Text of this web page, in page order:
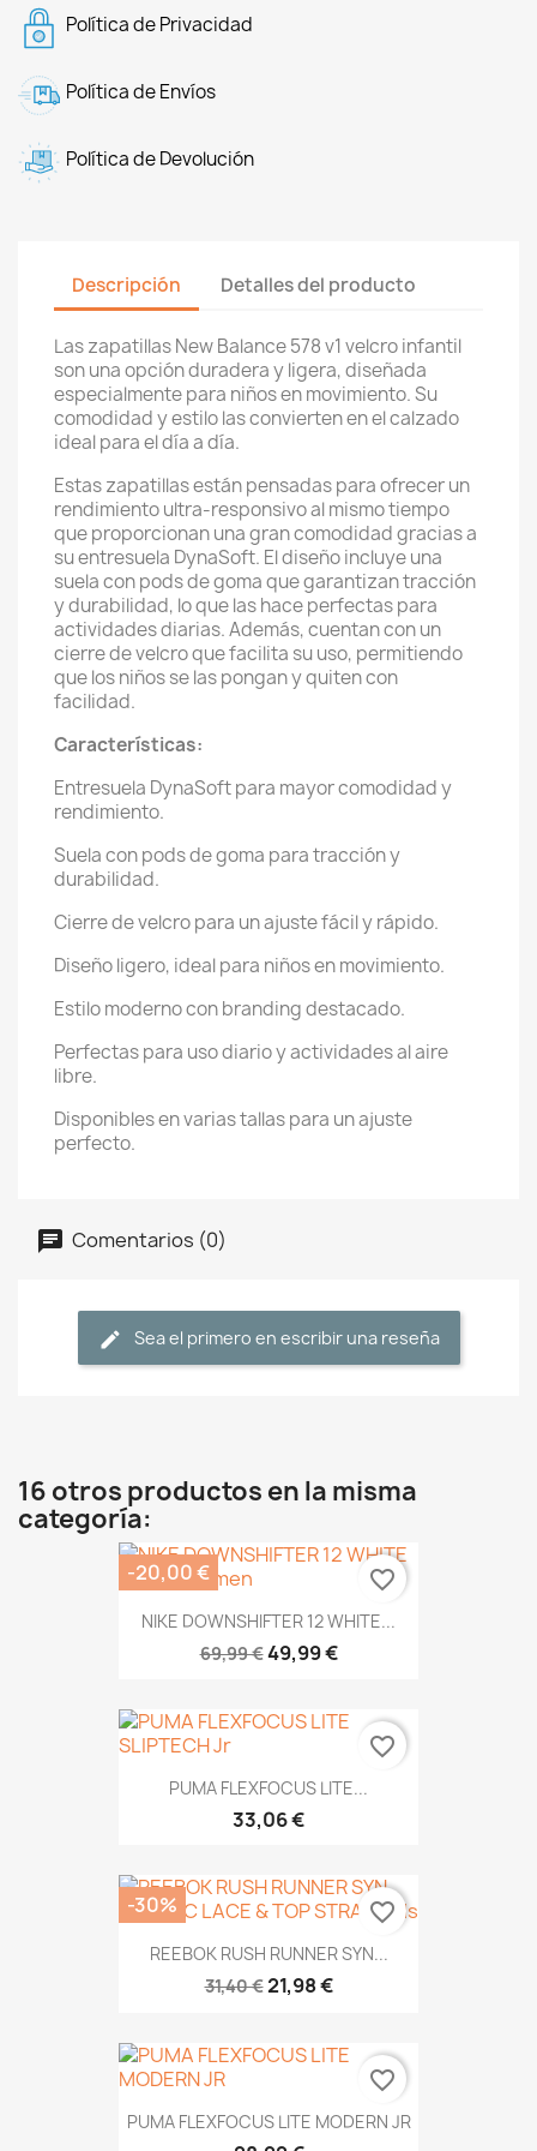
Política de Privacidad
Política de Envíos
Política de Devolución
Descripción Detalles del producto
Las zapatillas New Balance 578 v1 velcro infantil
son una opción duradera y ligera, diseñada
especialmente para niños en movimiento. Su
comodidad y estilo las convierten en el calzado
ideal para el día a día.
Estas zapatillas están pensadas para ofrecer un
rendimiento ultra-responsivo al mismo tiempo
que proporcionan una gran comodidad gracias a
su entresuela DynaSoft. El diseño incluye una
suela con pods de goma que garantizan tracción
y durabilidad, lo que las hace perfectas para
actividades diarias. Además, cuentan con un
cierre de velcro que facilita su uso, permitiendo
que los niños se las pongan y quiten con
facilidad.
Características:
Entresuela DynaSoft para mayor comodidad y
rendimiento.
Suela con pods de goma para tracción y
durabilidad.
Cierre de velcro para un ajuste fácil y rápido.
Diseño ligero, ideal para niños en movimiento.
Estilo moderno con branding destacado.
Perfectas para uso diario y actividades al aire
libre.
Disponibles en varias tallas para un ajuste
perfecto.
Comentarios (0)
Sea el primero en escribir una reseña
16 otros productos en la misma
categoría:
NIKE DOWNSHIFTER 12 WHITE...
69,99 €49,99 €
-20,00 € favorite_border
PUMA FLEXFOCUS LITE...
33,06 €
favorite_border
REEBOK RUSH RUNNER SYN...
31,40 €21,98 €
-30% favorite_border
PUMA FLEXFOCUS LITE MODERN JR
favorite_border